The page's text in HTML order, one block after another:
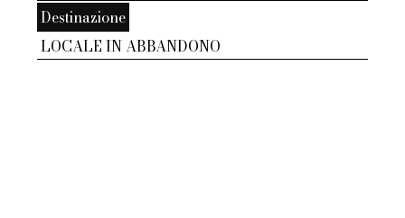
Destinazione
LOCALE IN ABBANDONO